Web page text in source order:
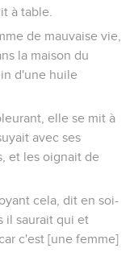
à table.
de mauvaise vie,
la maison du
d'une huile
elle se mit à
avec ses
et les oignait de
cela, dit en soi-
il saurait qui et
c'est [une femme]